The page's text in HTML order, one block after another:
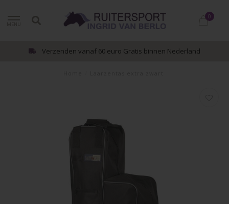
0
Verzenden vanaf 60 euro Gratis binnen Nederland